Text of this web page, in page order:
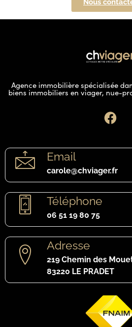
Nous
Agence immobilière spécialisée
biens immobiliers en viager, nue-
Email
carole@chviager.fr
Téléphone
06 51 19 80 75
Adresse
219 Chemin des
83220 LE PRADET